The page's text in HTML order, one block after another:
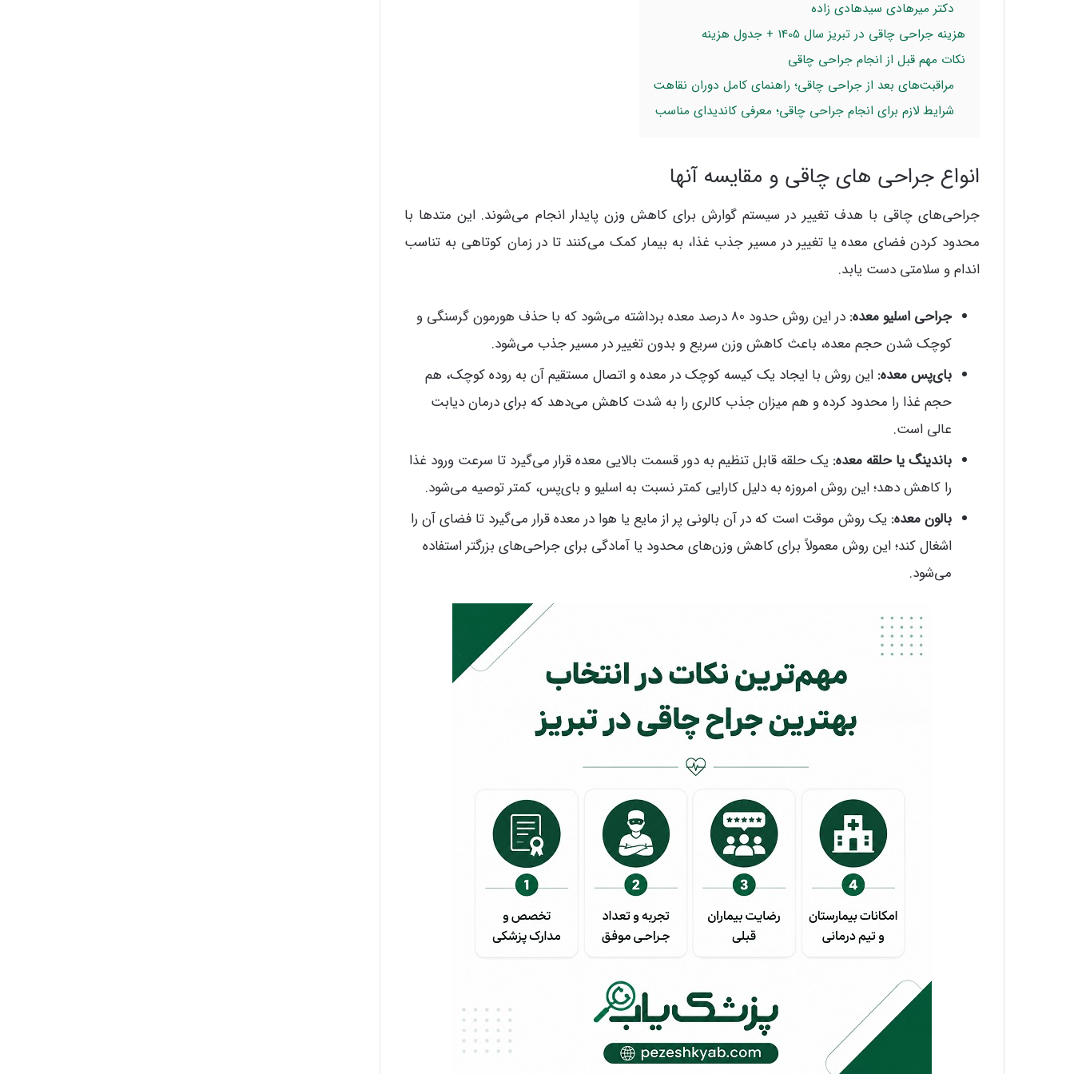
دکتر میرهادی سیدهادی زاده
هزینه جراحی چاقی در تبریز سال 1405 + جدول هزینه
نکات مهم قبل از انجام جراحی چاقی
مراقبت‌های بعد از جراحی چاقی؛ راهنمای کامل دوران نقاهت
شرایط لازم برای انجام جراحی چاقی؛ معرفی کاندیدای مناسب
انواع جراحی های چاقی و مقایسه آنها
جراحی‌های چاقی با هدف تغییر در سیستم گوارش برای کاهش وزن پایدار انجام می‌شوند. این متدها با
محدود کردن فضای معده یا تغییر در مسیر جذب غذا، به بیمار کمک می‌کنند تا در زمان کوتاهی به تناسب
اندام و سلامتی دست یابد.
جراحی اسلیو معده:
در این روش حدود 80 درصد معده برداشته می‌شود که با حذف هورمون گرسنگی و
کوچک شدن حجم معده، باعث کاهش وزن سریع و بدون تغییر در مسیر جذب می‌شود.
بای‌پس معده: این روش با ایجاد یک کیسه کوچک در معده و اتصال مستقیم آن به روده کوچک، هم
حجم غذا را محدود کرده و هم میزان جذب کالری را به شدت کاهش می‌دهد که برای درمان دیابت
عالی است.
باندینگ یا حلقه معده: یک حلقه قابل تنظیم به دور قسمت بالایی معده قرار می‌گیرد تا سرعت ورود غذا
را کاهش دهد؛ این روش امروزه به دلیل کارایی کمتر نسبت به اسلیو و بای‌پس، کمتر توصیه می‌شود.
بالون معده: یک روش موقت است که در آن بالونی پر از مایع یا هوا در معده قرار می‌گیرد تا فضای آن را
اشغال کند؛ این روش معمولاً برای کاهش وزن‌های محدود یا آمادگی برای جراحی‌های بزرگتر استفاده
می‌شود.